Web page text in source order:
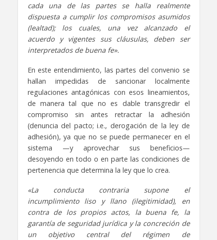
cada una de las partes se halla realmente
dispuesta a cumplir los compromisos asumidos
(lealtad); los cuales, una vez alcanzado el
acuerdo y vigentes sus cláusulas, deben ser
interpretados de buena fe».
En este entendimiento, las partes del convenio se
hallan impedidas de sancionar localmente
regulaciones antagónicas con esos lineamientos,
de manera tal que no es dable transgredir el
compromiso sin antes retractar la adhesión
(denuncia del pacto; i.e., derogación de la ley de
adhesión), ya que no se puede permanecer en el
sistema —y aprovechar sus beneficios—
desoyendo en todo o en parte las condiciones de
pertenencia que determina la ley que lo crea.
«La conducta contraria supone el
incumplimiento liso y llano (ilegitimidad), en
contra de los propios actos, la buena fe, la
garantía de seguridad jurídica y la concreción de
un objetivo central del régimen de